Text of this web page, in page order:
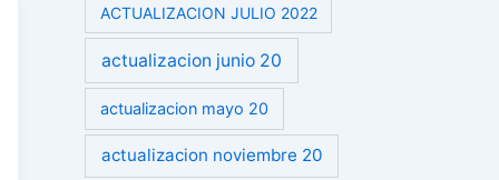
ACTUALIZACION JULIO 2022
actualizacion junio 20
actualizacion mayo 20
actualizacion noviembre 20